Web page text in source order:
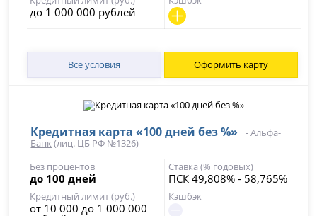
Главный подвох
Кешбэк начисляется при сумме покупок от 5 000 ₽ в месяц
покупок и хочет возвращать часть средств в популярных
категориях.
Тем, кто ищет карту для редкого использования без
необходимости следить за оборотом по счету.
до 1 000 000 рублей
Все условия Оформить карту
Кредитная карта «100 дней без %» -Альфа-
Банк (лиц. ЦБ РФ №1326)
Без процентов
до 100 дней
Ставка (% годовых)
ПСК 49,808% - 58,765%
Кредитный лимит (руб.)
от 10 000 до 1 000 000
Кэшбэк